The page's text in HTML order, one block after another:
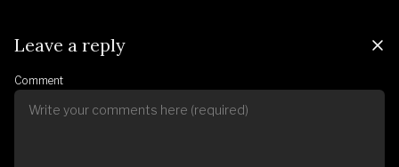
Leave a reply
Comment